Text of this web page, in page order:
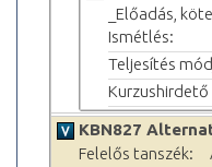
_Előadás,
Ismétlés:
Teljesítés
Kurzushirdető
KBN827
Felelős tanszék: